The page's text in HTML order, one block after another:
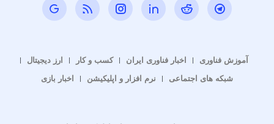
آموزش فناوری اخبار فناوری ایران کسب و کار
ارز دیجیتال
شبکه های اجتماعی
نرم افزار و اپلیکیشن اخبار بازی